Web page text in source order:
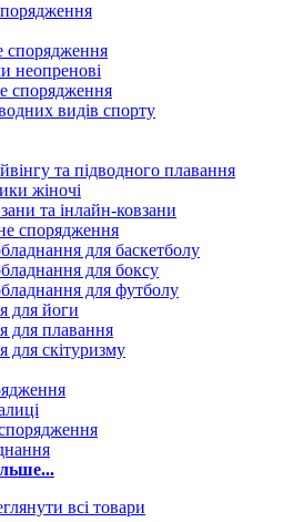
спорядження
неопренові
спорядження
видів спорту
та підводного плавання
жіночі
та інлайн-ковзани
спорядження
для баскетболу
для боксу
для футболу
для йоги
для плавання
для скітуризму